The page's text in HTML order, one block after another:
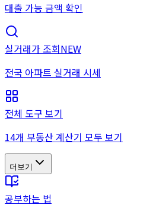
대출 가능 금액 확인
실거래가 조회NEW
전국 아파트 실거래 시세
전체 도구 보기
14개 부동산 계산기 모두 보기
더보기
공부하는 법